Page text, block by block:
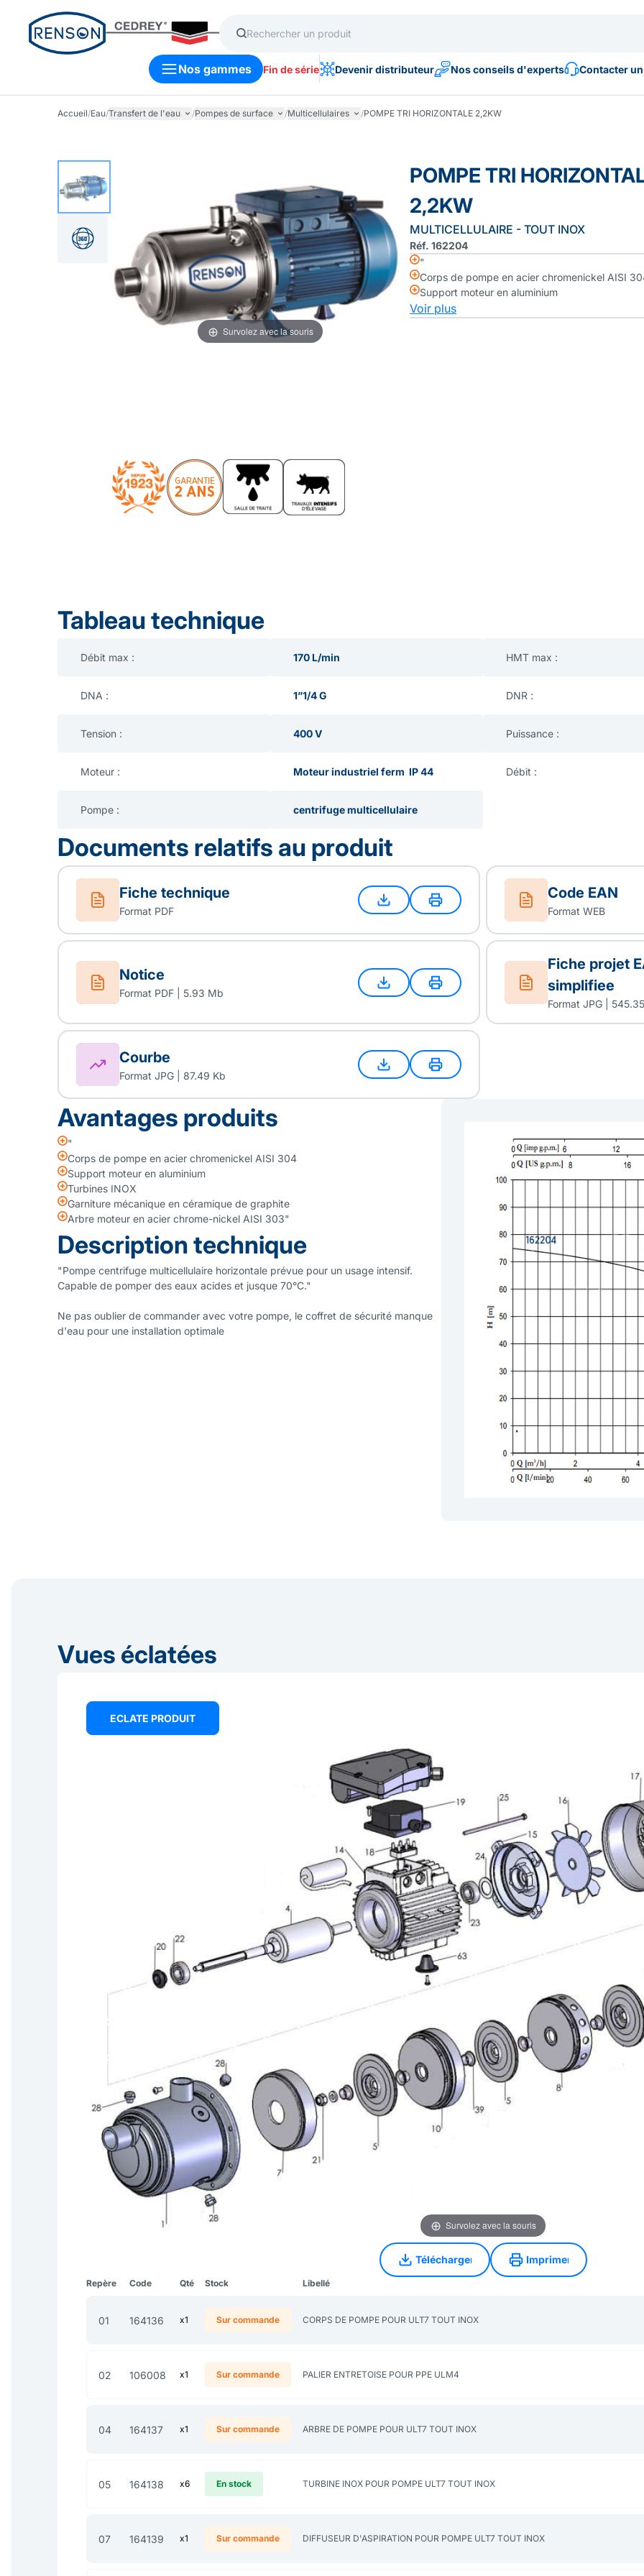
Nos gammes Fin de série Devenir distributeur Nos conseils d'experts Contacter
Accueil/Eau/Transfert de l'eau /Pompes de surface /Multicellulaires /POMPE TRI HORIZONTALE 2,2KW
Survolez avec la souris
POMPE TRI
2,2KW
MULTICELLULAIRE - TOUT INOX
Réf. 162204
"
Corps de pompe en acier chromenickel AISI
Support moteur en aluminium
Voir plus
Tableau technique
Débit max : 170 L/min HMT max :
DNA : 1”1/4 G DNR :
Tension : 400 V Puissance :
Moteur : Moteur industriel ferm IP 44 Débit :
Pompe : centrifuge multicellulaire
Documents relatifs au produit
Fiche technique
Format PDF
Code EAN
Format WEB
Notice
Format PDF | 5.93 Mb
Fiche projet
simplifiee
Format JPG |
Courbe
Format JPG | 87.49 Kb
Avantages produits
"
Corps de pompe en acier chromenickel AISI 304
Support moteur en aluminium
Turbines INOX
Garniture mécanique en céramique de graphite
Arbre moteur en acier chrome-nickel AISI 303"
Description technique
"Pompe centrifuge multicellulaire horizontale prévue pour un usage intensif.
Capable de pomper des eaux acides et jusque 70°C."
Ne pas oublier de commander avec votre pompe, le coffret de sécurité manque
d'eau pour une installation optimale
Vues éclatées
ECLATE PRODUIT
Survolez avec la souris
Télécharger
Télécharger
Imprimer
Imprimer
Repère Code Qté Stock Libellé
01 164136 x1 Sur commande CORPS DE POMPE POUR ULT7 TOUT INOX
02 106008 x1 Sur commande PALIER ENTRETOISE POUR PPE ULM4
04 164137 x1 Sur commande ARBRE DE POMPE POUR ULT7 TOUT INOX
05 164138 x6 En stock TURBINE INOX POUR POMPE ULT7 TOUT INOX
07 164139 x1 Sur commande DIFFUSEUR D'ASPIRATION POUR POMPE ULT7 TOUT INOX